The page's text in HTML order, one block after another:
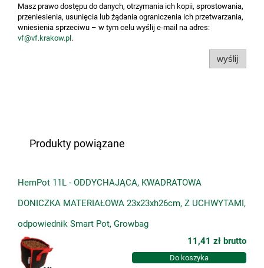
Masz prawo dostępu do danych, otrzymania ich kopii, sprostowania,
przeniesienia, usunięcia lub żądania ograniczenia ich przetwarzania,
wniesienia sprzeciwu – w tym celu wyślij e-mail na adres:
vf@vf.krakow.pl.
wyślij
Produkty powiązane
HemPot 11L - ODDYCHAJĄCA, KWADRATOWA
DONICZKA MATERIAŁOWA 23x23xh26cm, Z UCHWYTAMI,
odpowiednik Smart Pot, Growbag
11,41 zł brutto
Do koszyka